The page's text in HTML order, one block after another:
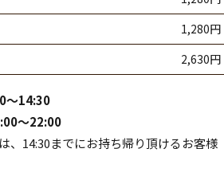
1,280円
2,630円
～14:30
～22:00
、14:30までにお持ち帰り頂けるお客様